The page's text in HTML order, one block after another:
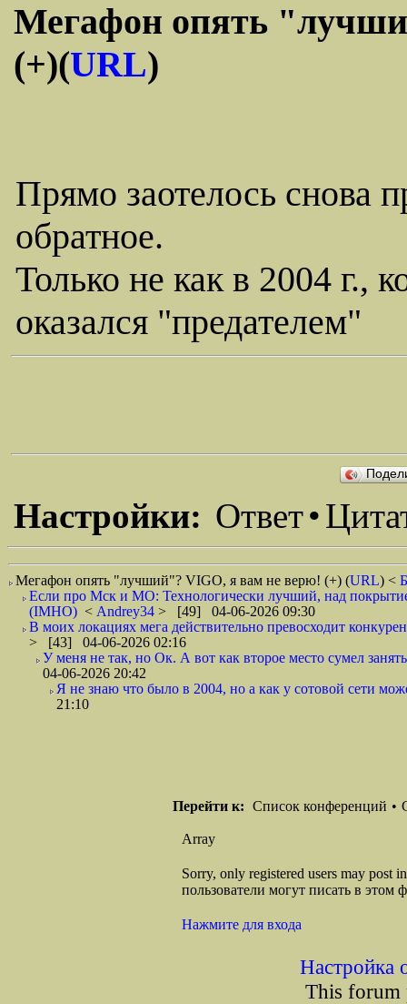
Мегафон опять
(+)(URL)
Прямо заотелось снова
обратное.
Только не как в 2004 г.,
оказался "предателем"
Настройки: Ответ•
Мегафон опять "лучший"? VIGO, я вам не верю! (+) (URL) <
Если про Мск и МО: Технологически лучший, над
(IMHO) < Andrey34 > [49] 04-06-2026 09:30
В моих локациях мега действительно превосходит
> [43] 04-06-2026 02:16
У меня не так, но Ок. А вот как второе место сумел
04-06-2026 20:42
Я не знаю что было в 2004, но а как у сотовой сети
21:10
Перейти к: Список конференций •
Array
Sorry, only registered users may post
пользователи могут писать в этом
Нажмите для входа
Настройка
This